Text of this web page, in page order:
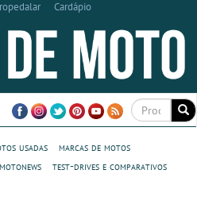
Cardápio
usadas
marcas de motos
motonews
test-drives e comparativos